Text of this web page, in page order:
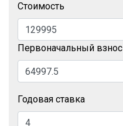
Стоимость
Первоначальный взнос
Годовая ставка